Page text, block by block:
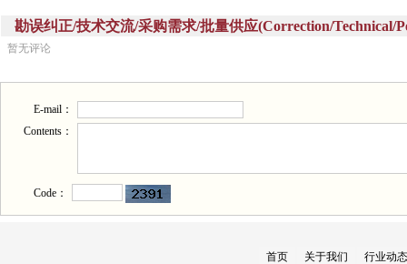
勘误纠正/技术交流/采购需求/批量供应(Correction/Technical/
暂无评论
E-mail：
Contents：
Code：
首页 关于我们 行业动态